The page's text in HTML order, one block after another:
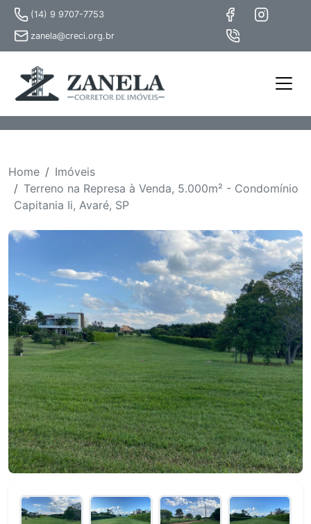
(14) 9 9707-7753
zanela@creci.org.br
Home
Imóveis
Terreno na Represa à Venda, 5.000m² - Condomínio
Capitania Ii, Avaré, SP